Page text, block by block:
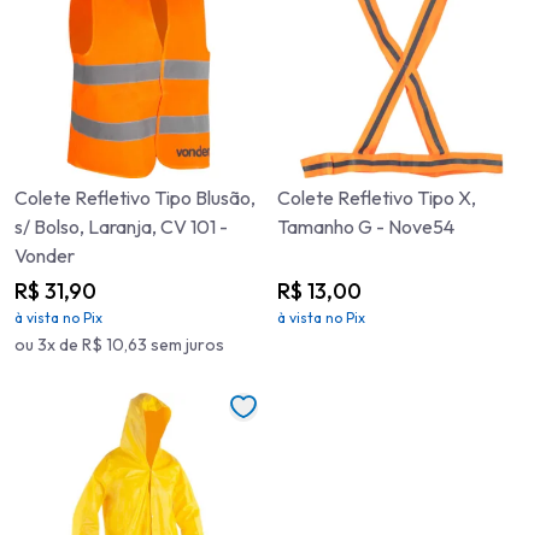
Colete Refletivo Tipo Blusão,
s/ Bolso, Laranja, CV 101 -
Vonder
R$ 31,90
à vista no Pix
ou 3x de R$ 10,63 sem juros
Colete Refletivo Tipo X,
Tamanho G - Nove54
R$ 13,00
à vista no Pix